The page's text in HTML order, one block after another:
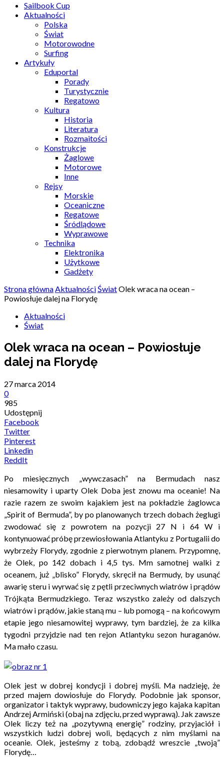
Sailbook Cup
Aktualności
Polska
Świat
Motorowodne
Surfing
Artykuły
Eduportal
Porady
Turystycznie
Regatowo
Kultura
Historia
Literatura
Rozmaitości
Konstrukcje
Żaglowe
Motorowe
Inne
Rejsy
Morskie
Oceaniczne
Regatowe
Śródlądowe
Wyprawowe
Technika
Elektronika
Użytkowe
Gadżety
Strona głównaAktualnościŚwiatOlek wraca na ocean –
Powiosłuje dalej na Florydę
Aktualności
Świat
Olek wraca na ocean – Powiosłuje
dalej na Florydę
27 marca 2014
0
985
Udostępnij
Facebook
Twitter
Pinterest
Linkedin
ReddIt
Po miesięcznych „wywczasach” na Bermudach nasz
niesamowity i uparty Olek Doba jest znowu ma oceanie! Na
razie razem ze swoim kajakiem jest na pokładzie żaglowca
„Spirit of Bermuda”, by po planowanych trzech dobach żeglugi
zwodować się z powrotem na pozycji 27 N i 64 W i
kontynuować próbę przewiosłowania Atlantyku z Portugalii do
wybrzeży Florydy, zgodnie z pierwotnym planem. Przypomnę,
że Olek, po 142 dobach i 4,5 tys. Mm samotnej walki z
oceanem, już „blisko” Florydy, skręcił na Bermudy, by usunąć
awarię steru i wyrwać się z pętli przeciwnych wiatrów i prądów
Trójkąta Bermudzkiego. Teraz wszystko zależy od dalszych
wiatrów i prądów, jakie staną mu – lub pomogą – na końcowym
etapie jego niesamowitej wyprawy, tym bardziej, że za kilka
tygodni przyjdzie nad ten rejon Atlantyku sezon huraganów.
Ma mało czasu.
Olek jest w dobrej kondycji i dobrej myśli. Ma nadzieję, że
przed majem dowiosłuje do Florydy. Podobnie jak sponsor,
organizator i taktyk wyprawy, budowniczy jego kajaka kapitan
Andrzej Armiński (obaj na zdjęciu, przed wyprawą). Jak zawsze
Olek liczy też na „pozytywną energię” rodziny, przyjaciół i
wszystkich ludzi dobrej woli, będących z nim myślami na
oceanie. Olek, jesteśmy z tobą, zdobądź wreszcie „twoją”
Florydę…